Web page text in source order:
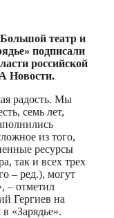
театр и
подписали
российской
Новости.
радость. Мы
семь лет,
из того,
ресурсы
так и всех трех
– ред.), могут
– отметил
Гергиев на
«Зарядье».